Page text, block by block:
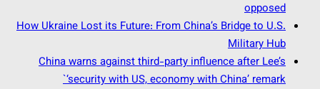
opposed
How Ukraine Lost its Future: From China’s Bridge to U.S.
Military Hub
China warns against third-party influence after Lee’s
‘security with US, economy with China’ remark`